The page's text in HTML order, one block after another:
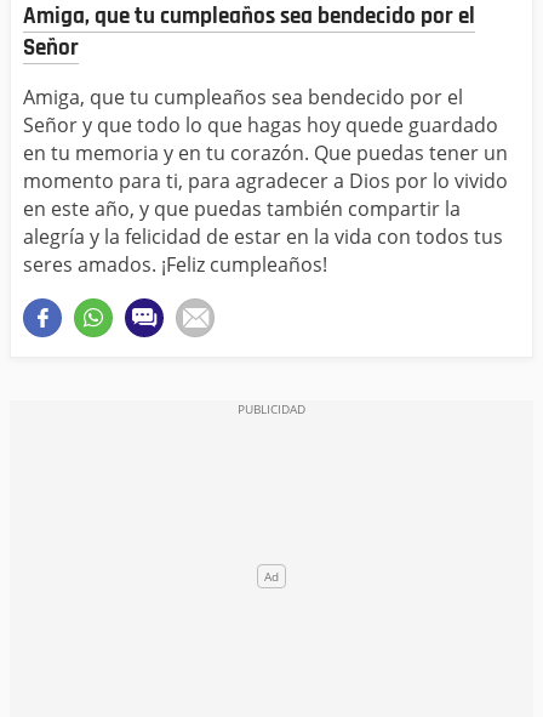
Amiga, que tu cumpleaños sea bendecido por el
Señor
Amiga, que tu cumpleaños sea bendecido por el
Señor y que todo lo que hagas hoy quede guardado
en tu memoria y en tu corazón. Que puedas tener un
momento para ti, para agradecer a Dios por lo vivido
en este año, y que puedas también compartir la
alegría y la felicidad de estar en la vida con todos tus
seres amados. ¡Feliz cumpleaños!